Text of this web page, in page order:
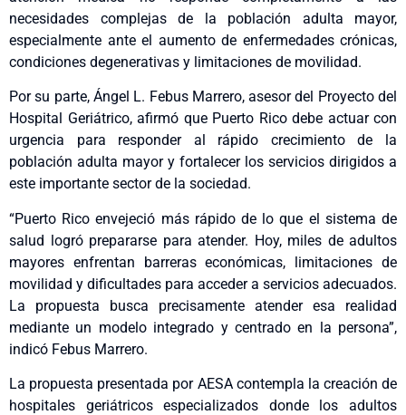
necesidades complejas de la población adulta mayor,
especialmente ante el aumento de enfermedades crónicas,
condiciones degenerativas y limitaciones de movilidad.
Por su parte, Ángel L. Febus Marrero, asesor del Proyecto del
Hospital Geriátrico, afirmó que Puerto Rico debe actuar con
urgencia para responder al rápido crecimiento de la
población adulta mayor y fortalecer los servicios dirigidos a
este importante sector de la sociedad.
“Puerto Rico envejeció más rápido de lo que el sistema de
salud logró prepararse para atender. Hoy, miles de adultos
mayores enfrentan barreras económicas, limitaciones de
movilidad y dificultades para acceder a servicios adecuados.
La propuesta busca precisamente atender esa realidad
mediante un modelo integrado y centrado en la persona”,
indicó Febus Marrero.
La propuesta presentada por AESA contempla la creación de
hospitales geriátricos especializados donde los adultos